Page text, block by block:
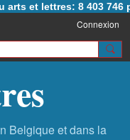
et lettres: 8 403 746
Connexion